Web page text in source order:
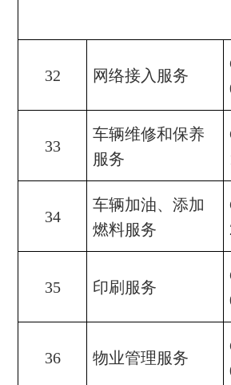
32 网络接入服务
33
车辆维修和保养
服务
34
车辆加油、添加
燃料服务
35 印刷服务
36 物业管理服务